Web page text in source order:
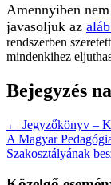
Amennyiben
javasoljuk az
rendszerben
mindenkihez
Bejegyzés
← Jegyzőkönyv –
A Magyar
Szakosztályának